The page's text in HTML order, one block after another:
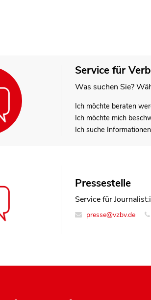
Service für
Was suchen Sie?
Ich möchte beraten
Ich möchte mich
Ich suche
Pressestelle
Service für
presse@vzbv.de